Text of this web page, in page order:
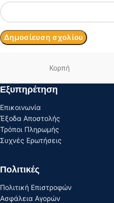
Κορπή
Εξυπηρέτηση
Επικοινωνία
Έξοδα Αποστολής
Τρόποι Πληρωμής
Συχνές Ερωτήσεις
Πολιτικές
Πολιτική Επιστροφών
Ασφάλεια Αγορών